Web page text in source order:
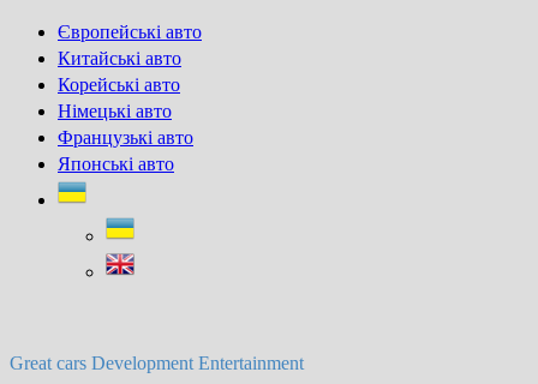
Skip
content
Європейські авто
Китайські авто
Корейські авто
Німецькі авто
Французькі авто
Японські авто
Great cars Development Entertainment